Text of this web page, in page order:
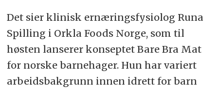
Det sier klinisk ernæringsfysiolog Runa
Spilling i Orkla Foods Norge, som til
høsten lanserer konseptet Bare Bra Mat
for norske barnehager. Hun har variert
arbeidsbakgrunn innen idrett for barn